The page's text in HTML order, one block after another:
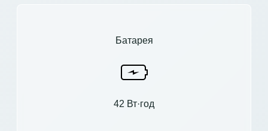
Батарея
42 Вт·год